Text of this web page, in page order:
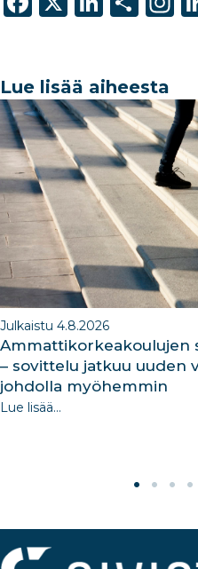
e
b
o
o
k
e
dI
n
e
Lue lisää aiheesta
Julkaistu 4.8.2026
Ammattikorkeakoulujen
– sovittelu jatkuu uuden
johdolla myöhemmin
Lue lisää...